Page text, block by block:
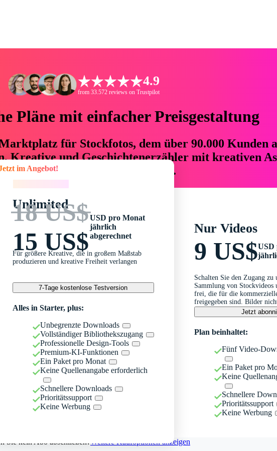
4.9
from 33.572 reviews on Trustpilot
Pläne mit einfacher Preisgestaltung
für Stockfotos, dem über 90.000 Kunden
Kreative und Geschichtenerzähler mit kreativen
% an Zeit und Budget einsparen.
im Angebot!
Unlimited
18 US$
15 US$
USD pro Monat
jährlich
abgerechnet
Für größere Kreative, die in großem Maßstab
produzieren und kreative Freiheit verlangen
7-Tage kostenlose Testversion
Alles in Starter, plus:
Unbegrenzte Downloads
Vollständiger Bibliothekszugang
Professionelle Design-Tools
Premium-KI-Funktionen
Ein Paket pro Monat
Keine Quellenangabe erforderlich
Schnellere Downloads
Prioritätssupport
Keine Werbung
Nur Videos
9 US$USD
Schalten Sie den Zugang zu
Sammlung von Stockvideos
frei, die für die
freigegeben sind. Bilder
Jetzt
Plan beinhaltet:
Fünf Video-
Ein Paket pro
Keine
Schnellere
Prioritätssupport
Keine Werbung
Sie kein Abo abschließen?Weitere Kaufoptionen anzeigen